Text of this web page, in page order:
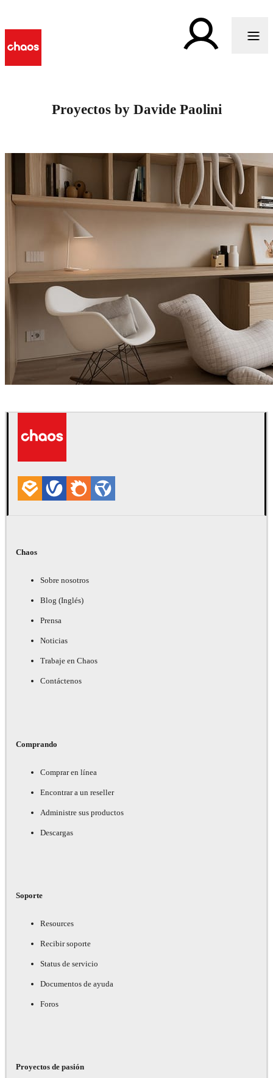
Proyectos by Davide Paolini
Chaos
Sobre nosotros
Blog (Inglés)
Prensa
Noticias
Trabaje en Chaos
Contáctenos
Comprando
Comprar en línea
Encontrar a un reseller
Administre sus productos
Descargas
Soporte
Resources
Recibir soporte
Status de servicio
Documentos de ayuda
Foros
Proyectos de pasión